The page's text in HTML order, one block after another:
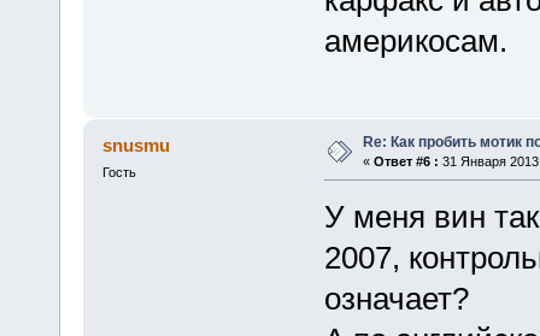
америкосам.
snusmu
Гость
Re: Как пробить мотик
« Ответ #6 : 31 Января
У меня вин
2007,
означает?